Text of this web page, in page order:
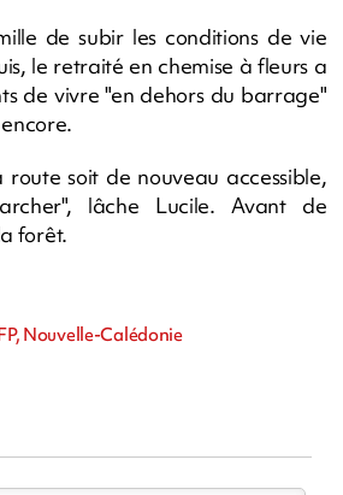
de subir les conditions de vie
le retraité en chemise à fleurs a
de vivre "en dehors du barrage"
soit de nouveau accessible,
lâche Lucile. Avant de
forêt.
Nouvelle-Calédonie